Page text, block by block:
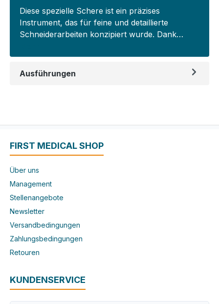
Diese spezielle Schere ist ein präzises
Instrument, das für feine und detaillierte
Schneiderarbeiten konzipiert wurde. Dank…
Ausführungen
FIRST MEDICAL SHOP
Über uns
Management
Stellenangebote
Newsletter
Versandbedingungen
Zahlungsbedingungen
Retouren
KUNDENSERVICE